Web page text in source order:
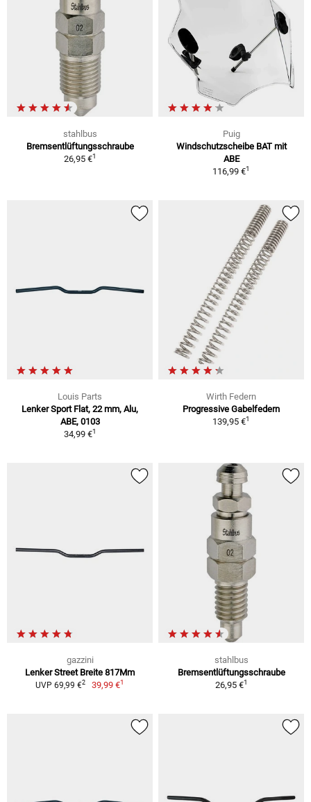
stahlbus
Bremsentlüftungsschraube
26,95 €1
Puig
Windschutzscheibe BAT mit
ABE
116,99 €1
Louis Parts
Lenker Sport Flat, 22 mm, Alu,
ABE, 0103
34,99 €1
Wirth Federn
Progressive Gabelfedern
139,95 €1
gazzini
Lenker Street Breite 817Mm
UVP 69,99 €2 39,99 €1
stahlbus
Bremsentlüftungsschraube
26,95 €1